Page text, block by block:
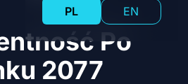
PL EN
Po
2077